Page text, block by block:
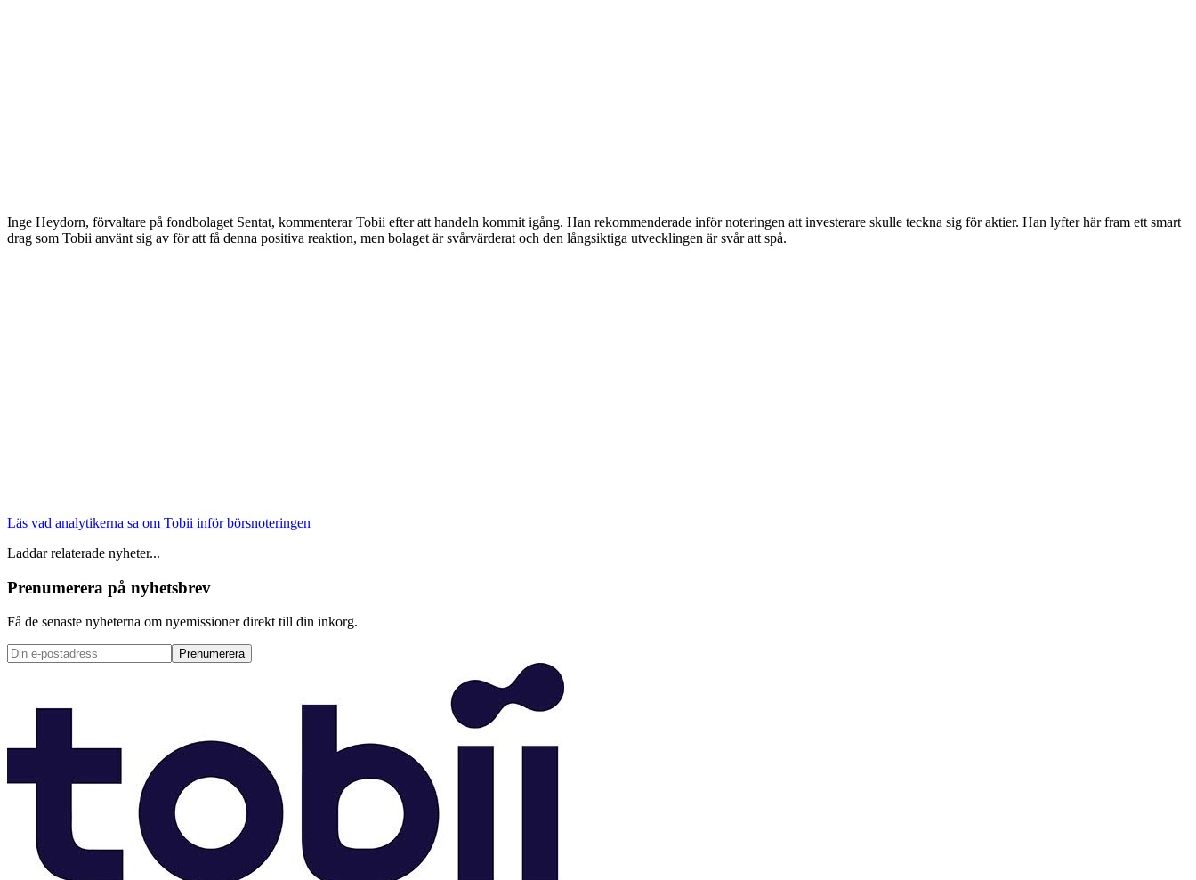
Inge Heydorn, förvaltare på fondbolaget Sentat, kommenterar Tobii efter att handeln kommit igång. Han rekommenderade inför noteringen att investerare skulle teckna sig för aktier. Han lyfter här fram ett smart
drag som Tobii använt sig av för att få denna positiva reaktion, men bolaget är svårvärderat och den långsiktiga utvecklingen är svår att spå.
Läs vad analytikerna sa om Tobii inför börsnoteringen
Laddar relaterade nyheter...
Prenumerera på nyhetsbrev
Få de senaste nyheterna om nyemissioner direkt till din inkorg.
Prenumerera